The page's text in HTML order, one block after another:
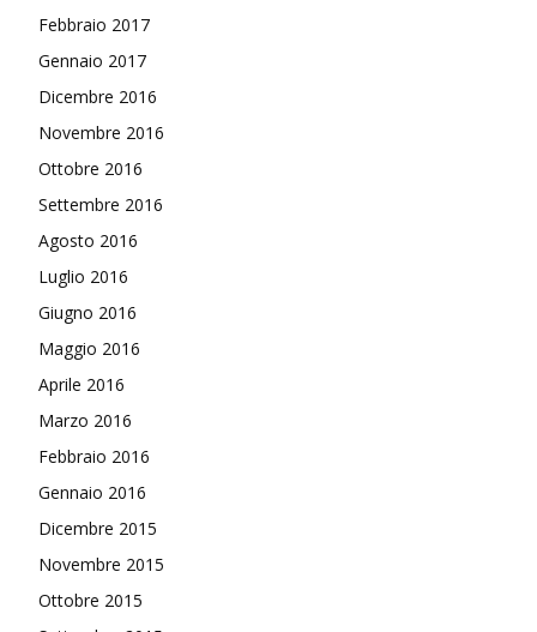
Febbraio 2017
Gennaio 2017
Dicembre 2016
Novembre 2016
Ottobre 2016
Settembre 2016
Agosto 2016
Luglio 2016
Giugno 2016
Maggio 2016
Aprile 2016
Marzo 2016
Febbraio 2016
Gennaio 2016
Dicembre 2015
Novembre 2015
Ottobre 2015